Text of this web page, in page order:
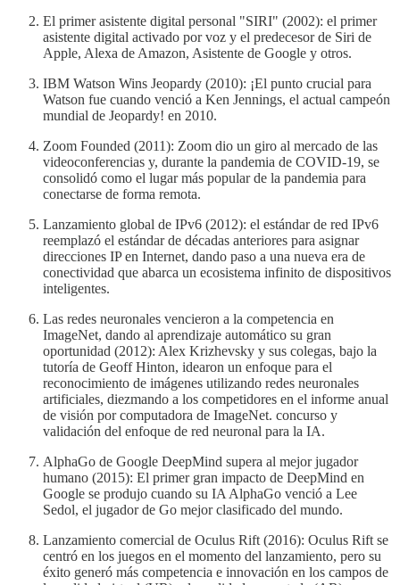
El primer asistente digital personal "SIRI" (2002): el primer
asistente digital activado por voz y el predecesor de Siri de
Apple, Alexa de Amazon, Asistente de Google y otros.
IBM Watson Wins Jeopardy (2010): ¡El punto crucial para
Watson fue cuando venció a Ken Jennings, el actual campeón
mundial de Jeopardy! en 2010.
Zoom Founded (2011): Zoom dio un giro al mercado de las
videoconferencias y, durante la pandemia de COVID-19, se
consolidó como el lugar más popular de la pandemia para
conectarse de forma remota.
Lanzamiento global de IPv6 (2012): el estándar de red IPv6
reemplazó el estándar de décadas anteriores para asignar
direcciones IP en Internet, dando paso a una nueva era de
conectividad que abarca un ecosistema infinito de dispositivos
inteligentes.
Las redes neuronales vencieron a la competencia en
ImageNet, dando al aprendizaje automático su gran
oportunidad (2012): Alex Krizhevsky y sus colegas, bajo la
tutoría de Geoff Hinton, idearon un enfoque para el
reconocimiento de imágenes utilizando redes neuronales
artificiales, diezmando a los competidores en el informe anual
de visión por computadora de ImageNet. concurso y
validación del enfoque de red neuronal para la IA.
AlphaGo de Google DeepMind supera al mejor jugador
humano (2015): El primer gran impacto de DeepMind en
Google se produjo cuando su IA AlphaGo venció a Lee
Sedol, el jugador de Go mejor clasificado del mundo.
Lanzamiento comercial de Oculus Rift (2016): Oculus Rift se
centró en los juegos en el momento del lanzamiento, pero su
éxito generó más competencia e innovación en los campos de